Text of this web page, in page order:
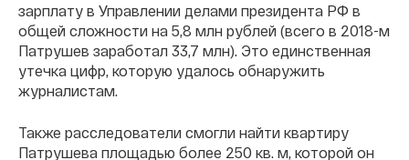
зарплату в Управлении делами президента РФ в
общей сложности на 5,8 млн рублей (всего в 2018-м
Патрушев заработал 33,7 млн). Это единственная
утечка цифр, которую удалось обнаружить
журналистам.
Также расследователи смогли найти квартиру
Патрушева площадью более 250 кв. м, которой он